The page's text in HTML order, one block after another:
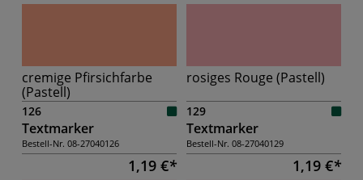
cremige Pfirsichfarbe
(Pastell)
126
Textmarker
Bestell-Nr. 08-27040126
1,19 €
rosiges Rouge (Pastell)
129
Textmarker
Bestell-Nr. 08-27040129
1,19 €